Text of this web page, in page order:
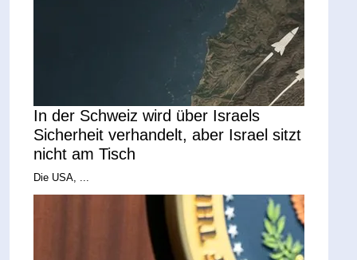
In der Schweiz wird über Israels
Sicherheit verhandelt, aber Israel sitzt
nicht am Tisch
Die USA, ...